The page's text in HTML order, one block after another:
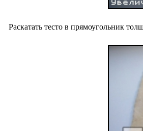
Раскатать тесто в прямоугольник